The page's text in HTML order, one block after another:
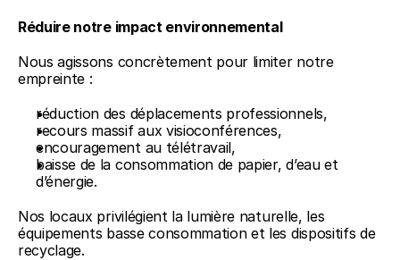
Réduire notre impact environnemental
Nous agissons concrètement pour limiter notre
empreinte :
réduction des déplacements professionnels,
recours massif aux visioconférences,
encouragement au télétravail,
baisse de la consommation de papier, d’eau et
d’énergie.
Nos locaux privilégient la lumière naturelle, les
équipements basse consommation et les dispositifs de
recyclage.